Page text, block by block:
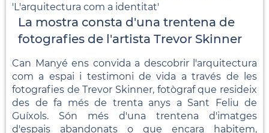
'L'arquitectura com a identitat'
La mostra consta d'una trentena de
fotografies de l'artista Trevor Skinner
Can Manyé ens convida a descobrir l'arquitectura
com a espai i testimoni de vida a través de les
fotografies de Trevor Skinner, fotògraf que resideix
des de fa més de trenta anys a Sant Feliu de
Guíxols. Són més d'una trentena d'imatges
d'espais abandonats o que encara habitem,